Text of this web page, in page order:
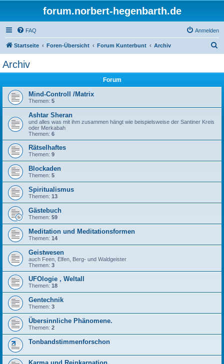
forum.norbert-hegenbarth.de
FAQ Anmelden
Startseite Foren-Übersicht Forum Kunterbunt Archiv
Archiv
Forum
Mind-Controll /Matrix
Themen: 5
Ashtar Sheran
und alles was mit ihm zusammen hängt wie beispielsweise der Santiner Kreis
oder Merkabah
Themen: 6
Rätselhaftes
Themen: 9
Blockaden
Themen: 5
Spiritualismus
Themen: 13
Gästebuch
Themen: 59
Meditation und Meditationsformen
Themen: 14
Geistwesen
auch Feen, Elfen, Berg- und Waldgeister
Themen: 3
UFOlogie , Weltall
Themen: 18
Gentechnik
Themen: 3
Übersinnliche Phänomene.
Themen: 2
Tonbandstimmenforschon